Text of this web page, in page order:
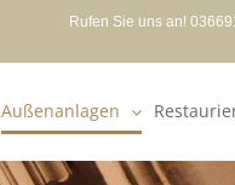
Rufen Sie uns an!
Außenanlagen